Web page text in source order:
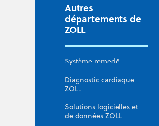
Autres
départements de
ZOLL
Système remedē
Diagnostic cardiaque
ZOLL
Solutions logicielles et
de données ZOLL